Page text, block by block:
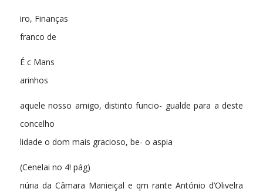
iro, Finanças
franco de
É c Mans
arinhos
aquele nosso amigo, distinto funcio- gualde para a deste
concelho
lidade o dom mais gracioso, be- o aspia
(Cenelai no 4! pág)
núria da Câmara Manieiçal e qm rante António d’Olivelra